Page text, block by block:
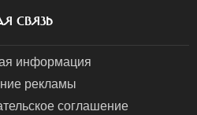
СВЯЗЬ
информация
рекламы
соглашение